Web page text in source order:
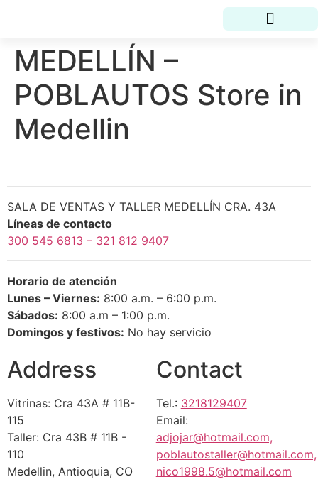
MEDELLÍN –
POBLAUTOS Store in
Medellin
SALA DE VENTAS Y TALLER MEDELLÍN CRA. 43A
Líneas de contacto
300 545 6813 – 321 812 9407
Horario de atención
Lunes – Viernes: 8:00 a.m. – 6:00 p.m.
Sábados: 8:00 a.m – 1:00 p.m.
Domingos y festivos: No hay servicio
Address
Vitrinas: Cra 43A # 11B-
115
Taller: Cra 43B # 11B -
110
Medellin, Antioquia, CO
Contact
Tel.: 3218129407
Email:
adjojar@hotmail.com,
poblautostaller@hotmail.com,
nico1998.5@hotmail.com